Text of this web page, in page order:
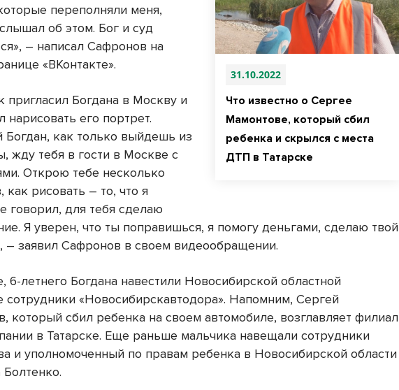
31.10.2022
Что известно о Сергее
Мамонтове, который сбил
ребенка и скрылся с места
ДТП в Татарске
переполняли меня,
об этом. Бог и суд
– написал Сафронов на
«ВКонтакте».
пригласил Богдана в Москву и
нарисовать его портрет.
Богдан, как только выйдешь из
жду тебя в гости в Москве с
Открою тебе несколько
как рисовать – то, что я
говорил, для тебя сделаю
Я уверен, что ты поправишься, я помогу деньгами, сделаю твой
– заявил Сафронов в своем видеообращении.
6-летнего Богдана навестили Новосибирской областной
сотрудники «Новосибирскавтодора». Напомним, Сергей
который сбил ребенка на своем автомобиле, возглавляет филиал
в Татарске. Еще раньше мальчика навещали сотрудники
и уполномоченный по правам ребенка в Новосибирской области